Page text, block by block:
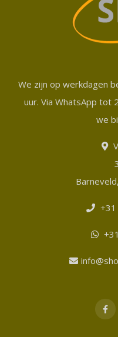
We zijn op werkdagen
uur. Via WhatsApp tot
we